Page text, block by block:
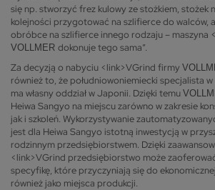
się np. stworzyć frez kulowy ze stożkiem, stożek
kolejności przygotować na szlifierce do walców,
obróbce na szlifierce innego rodzaju – maszyna
VOLLMER dokonuje tego sama”.
Za decyzją o nabyciu <link>VGrind firmy
również to, że południowoniemiecki specjalista
ma własny oddział w Japonii. Dzięki temu
Heiwa Sangyo na miejscu zarówno w zakresie
jak i szkoleń. Wykorzystywanie
jest dla Heiwa Sangyo istotną inwestycją w
rodzinnym przedsiębiorstwem. Dzięki
<link>VGrind przedsiębiorstwo może
specyfikę, które przyczyniają się do
również jako miejsca produkcji.